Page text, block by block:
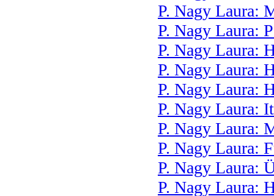
P. Nagy Laura:
P. Nagy Laura:
P. Nagy Laura:
P. Nagy Laura:
P. Nagy Laura:
P. Nagy Laura:
P. Nagy Laura:
P. Nagy Laura:
P. Nagy Laura:
P. Nagy Laura: